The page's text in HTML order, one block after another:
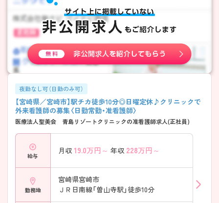
夜勤なし可（日勤のみ可）
【宮崎県／宮崎市】駅チカ徒歩10分◎日曜定休♪クリニックで
外来看護師の募集〈日勤常勤・准看護師〉
医療法人聖美会 青島リゾートクリニックの准看護師求人(正社員)
給与
月収 19.0万円～ 年収 228万円～
勤務地
宮崎県宮崎市
ＪＲ日南線「曽山寺駅」徒歩10分